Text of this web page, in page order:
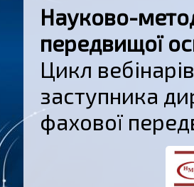
Науково-
передвищої
Цикл
заступника
фахової